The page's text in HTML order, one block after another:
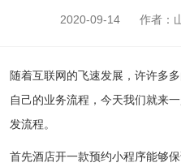
2020-09-14 作者：
随着互联网的飞速发展，许许多
自己的业务流程，今天我们就来
发流程。
首先酒店开一款预约小程序能够